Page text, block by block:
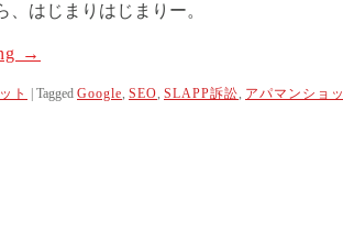
、はじまりはじまりー。
→
ト Tagged Google, SEO, SLAPP訴訟, アパマンショ